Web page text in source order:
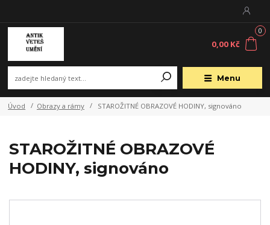
Menu
0
0,00 Kč
Úvod Obrazy a rámy STAROŽITNÉ OBRAZOVÉ HODINY, signováno
STAROŽITNÉ OBRAZOVÉ
HODINY, signováno